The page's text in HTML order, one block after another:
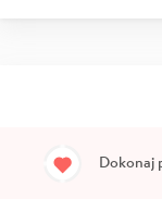
Dokonaj